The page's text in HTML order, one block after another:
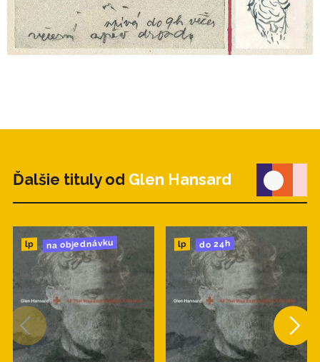
Ďalšie tituly od Glen Hansard
lp na objednávku lp do 24h